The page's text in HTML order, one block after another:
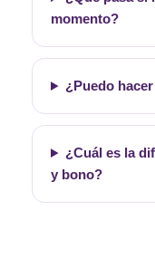
momento?
¿Puedo
¿Cuál es la
y bono?